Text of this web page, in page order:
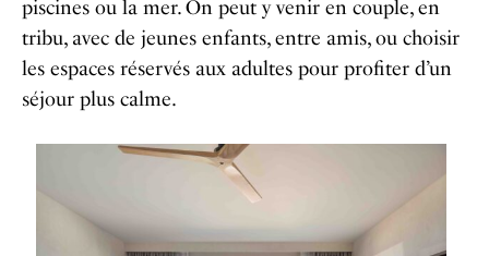
piscines ou la mer. On peut y venir en couple, en
tribu, avec de jeunes enfants, entre amis, ou choisir
les espaces réservés aux adultes pour profiter d’un
séjour plus calme.